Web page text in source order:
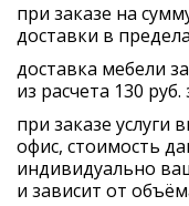
при заказе на
доставки в
доставка мебели
из расчета 130
при заказе услуги
офис, стоимость
индивидуально
и зависит от